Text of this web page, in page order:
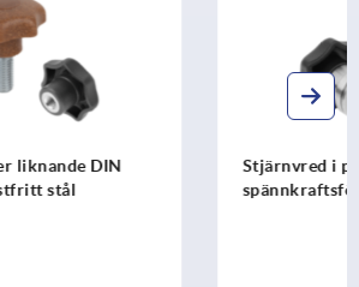
Stjärnvred i plast med
spännkraftsförstärkare